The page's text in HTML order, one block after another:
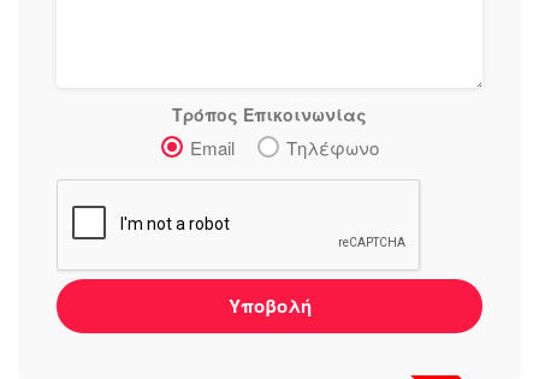
Τρόπος Επικοινωνίας
Email Τηλέφωνο
Υποβολή